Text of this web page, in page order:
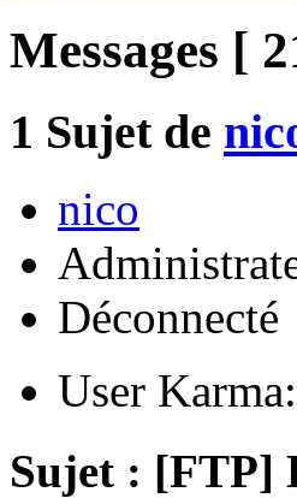
Messages [
1 Sujet de
nico
Déconnecté
User Karma:
Sujet : [FTP]